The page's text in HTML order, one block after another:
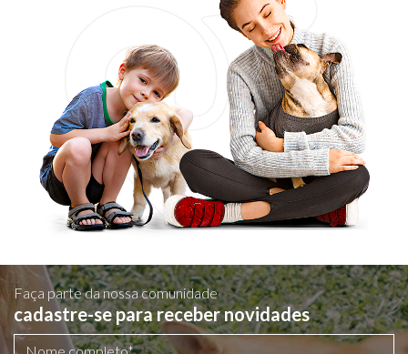
Faça parte da nossa comunidade
cadastre-se para receber novidades